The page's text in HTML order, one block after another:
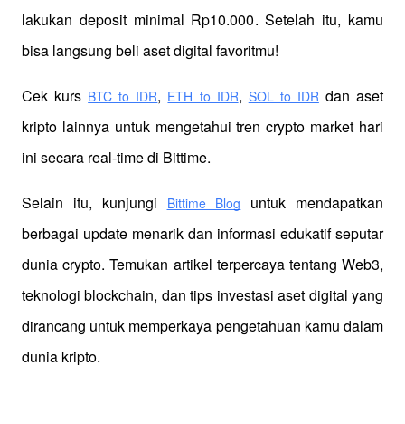
lakukan deposit minimal Rp10.000. Setelah itu, kamu
bisa langsung beli aset digital favoritmu!
Cek kurs BTC to IDR, ETH to IDR, SOL to IDR dan aset
kripto lainnya untuk mengetahui tren crypto market hari
ini secara real-time di Bittime.
Selain itu, kunjungi Bittime Blog
untuk mendapatkan
berbagai update menarik dan informasi edukatif seputar
dunia crypto. Temukan artikel terpercaya tentang Web3,
teknologi blockchain, dan tips investasi aset digital yang
dirancang untuk memperkaya pengetahuan kamu dalam
dunia kripto.